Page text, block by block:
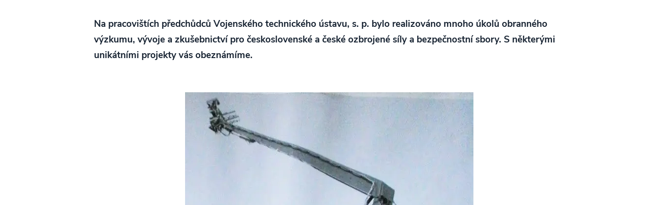
Na pracovištích předchůdců Vojenského technického ústavu, s. p. bylo realizováno mnoho úkolů obranného
výzkumu, vývoje a zkušebnictví pro československé a české ozbrojené síly a bezpečnostní sbory. S některými
unikátními projekty vás obeznámíme.